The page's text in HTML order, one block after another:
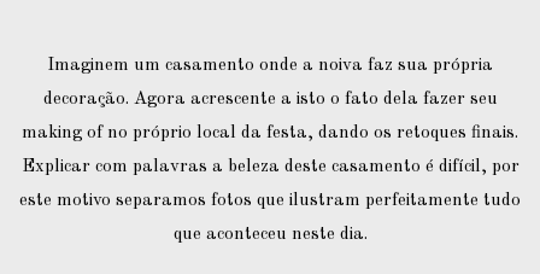
Imaginem um casamento onde a noiva faz sua própria
decoração. Agora acrescente a isto o fato dela fazer seu
making of no próprio local da festa, dando os retoques finais.
Explicar com palavras a beleza deste casamento é difícil, por
este motivo separamos fotos que ilustram perfeitamente tudo
que aconteceu neste dia.